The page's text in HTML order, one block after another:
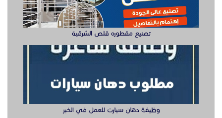
تصنيع مقطوره قلص الشرقية
وظيفة دهان سيارت للعمل في الخبر